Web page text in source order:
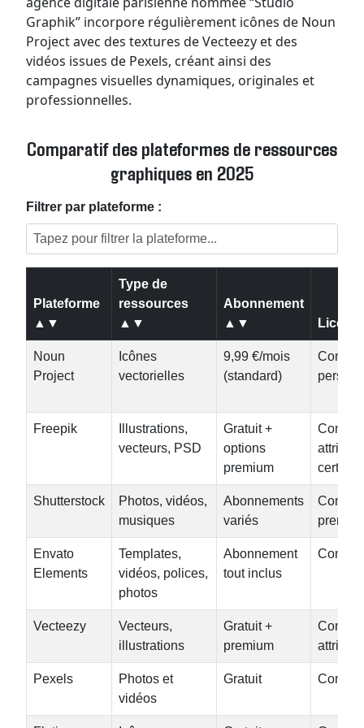
Graphik” incorpore régulièrement icônes de Noun
Project avec des textures de Vecteezy et des
vidéos issues de Pexels, créant ainsi des
campagnes visuelles dynamiques, originales et
professionnelles.
Comparatif des plateformes de ressources
graphiques en 2025
Filtrer par plateforme :
Plateforme
▲▼
Type de
ressources
▲▼
Abonnement
▲▼
Noun
Project
Icônes
vectorielles
9,99 €/mois
(standard)
Freepik
Illustrations,
vecteurs, PSD
Gratuit +
options
premium
Shutterstock
Photos, vidéos,
musiques
Abonnements
variés
Envato
Elements
Templates,
vidéos, polices,
photos
Abonnement
tout inclus
Vecteezy
Vecteurs,
illustrations
Gratuit +
premium
Pexels
Photos et
vidéos
Gratuit